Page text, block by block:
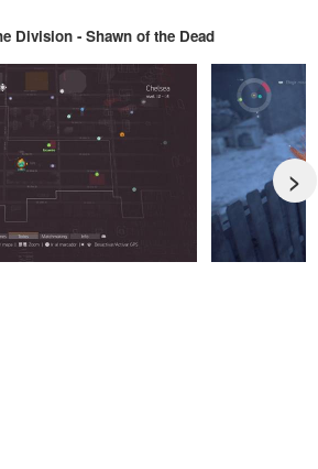
Division - Shawn of the Dead
>